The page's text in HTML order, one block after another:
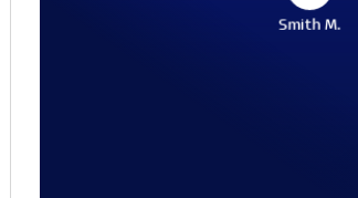
Smith M.